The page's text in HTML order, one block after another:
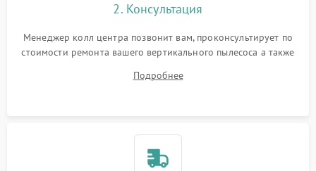
2. Консультация
Менеджер колл центра позвонит вам, проконсультирует по
стоимости ремонта вашего вертикального пылесоса а также
Подробнее